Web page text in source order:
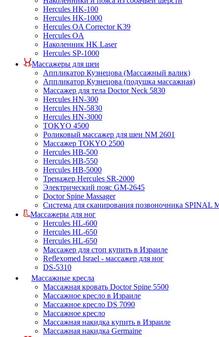
Hercules HK-100
Hercules HK-1000
Hercules OA Corrector K39
Hercules OA
Наколенник HK Laser
Hercules SP-1000
Массажеры для шеи
Аппликатор Кузнецова (Массажный валик)
Аппликатор Кузнецова (подушка массажная)
Массажер для тела Doctor Neck 5830
Hercules HN-300
Hercules HN-5830
Hercules HN-3000
TOKYO 4500
Роликовый массажер для шеи NM 2601
Массажер TOKYO 2500
Hercules HB-500
Hercules HB-550
Hercules HB-5000
Тренажер Hercules SR-2000
Электрический пояс GM-2645
Doctor Spine Massager
Система для сканирования позвоночника SPINAL
Массажеры для ног
Hercules HL-600
Hercules HL-650
Hercules HL-650
Массажер для стоп купить в Израиле
Reflexomed Israel - массажер для ног
DS-5310
Массажные кресла
Массажная кровать Doctor Spine 5500
Массажное кресло в Израиле
Массажное кресло DS 7090
Массажное кресло
Массажная накидка купить в Израиле
Массажная накидка Germaine